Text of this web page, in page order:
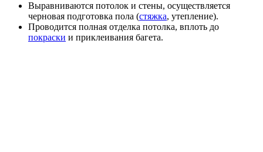
Выравниваются потолок и стены, осуществляется
черновая подготовка пола (стяжка, утепление).
Проводится полная отделка потолка, вплоть до
покраски и приклеивания багета.